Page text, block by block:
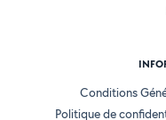
Conditions
Politique de